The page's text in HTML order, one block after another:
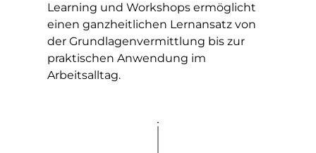
Learning und Workshops ermöglicht
einen ganzheitlichen Lernansatz von
der Grundlagenvermittlung bis zur
praktischen Anwendung im
Arbeitsalltag.